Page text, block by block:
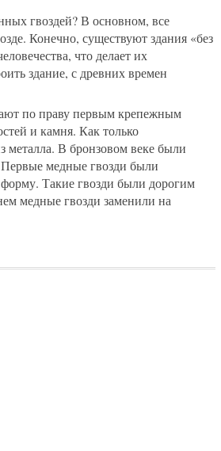
гвоздей? В основном, все
Конечно, существуют здания «без
что делает их
здание, с древних времен
по праву первым крепежным
и камня. Как только
металла. В бронзовом веке были
медные гвозди были
Такие гвозди были дорогим
медные гвозди заменили на